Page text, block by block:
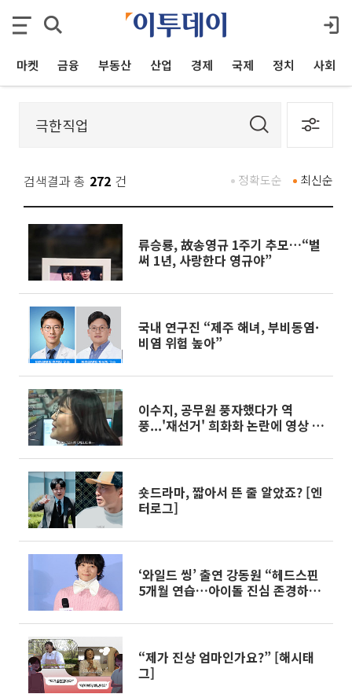
마켓 금융 부동산 산업 경제 국제 정치 사회
검색결과 총 272 건 최신순
정확도순
류승룡, 故송영규 1주기 추모…“벌
써 1년, 사랑한다 영규야”
국내 연구진 “제주 해녀, 부비동염·
비염 위험 높아”
이수지, 공무원 풍자했다가 역
풍...'재선거' 희화화 논란에 영상 수
숏드라마, 짧아서 뜬 줄 알았죠? [엔
터로그]
‘와일드 씽’ 출연 강동원 “헤드스핀
5개월 연습…아이돌 진심 존경하게
“제가 진상 엄마인가요?” [해시태
그]